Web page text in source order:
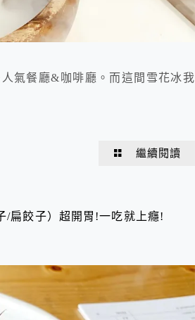
氣餐廳&咖啡廳。而這間雪花冰我
繼續閱讀
/扁餃子）超開胃!一吃就上癮!